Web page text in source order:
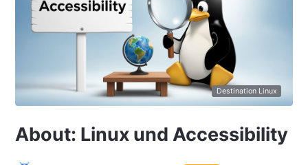
Destination Linux
About: Linux und Accessibility